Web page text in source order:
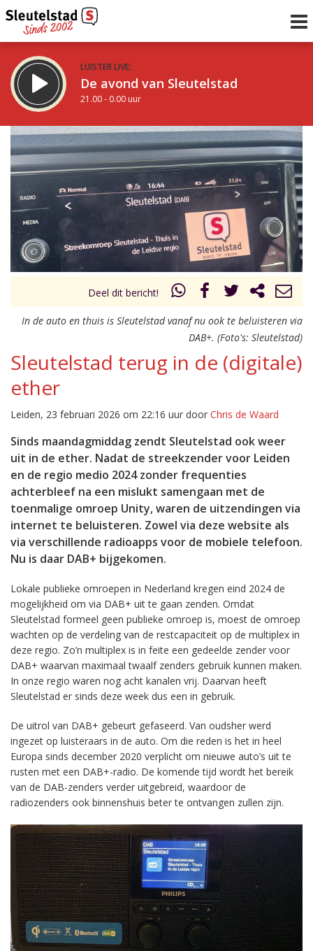
LUISTER LIVE:
De avond van Sleutelstad
21.00 - 0.00 uur
STRAKS:
De nacht van Sleutelstad
0.00 - 6.00 uur
Vorig uur
uur 1 van 0 Volgend uur
Deel dit bericht!
In de auto en thuis is Sleutelstad vanaf nu ook te beluisteren via
DAB+. (Foto's: Sleutelstad)
Sleutelstad terug in de (digitale)
ether
Leiden, 23 februari 2026 om 22:16 uur door Chris de Waard
Sinds maandagmiddag zendt Sleutelstad ook weer
uit in de ether. Nadat de streekzender voor Leiden
en de regio medio 2024 zonder frequenties
achterbleef na een mislukt samengaan met de
toenmalige omroep Unity, waren de uitzendingen via
internet te beluisteren. Zowel via deze website als
via verschillende radioapps voor de mobiele telefoon.
Nu is daar DAB+ bijgekomen.
Lokale publieke omroepen in Nederland kregen eind 2024 de
mogelijkheid om via DAB+ uit te gaan zenden. Omdat
Sleutelstad formeel geen publieke omroep is, moest de omroep
wachten op de verdeling van de restcapaciteit op de multiplex in
deze regio. Zo’n multiplex is in feite een gedeelde zender voor
DAB+ waarvan maximaal twaalf zenders gebruik kunnen maken.
In onze regio waren nog acht kanalen vrij. Daarvan heeft
Sleutelstad er sinds deze week dus een in gebruik.
De uitrol van DAB+ gebeurt gefaseerd. Van oudsher werd
ingezet op luisteraars in de auto. Om die reden is het in heel
Europa sinds december 2020 verplicht om nieuwe auto’s uit te
rusten met een DAB+-radio. De komende tijd wordt het bereik
van de DAB-zenders verder uitgebreid, waardoor de
radiozenders ook binnenshuis beter te ontvangen zullen zijn.